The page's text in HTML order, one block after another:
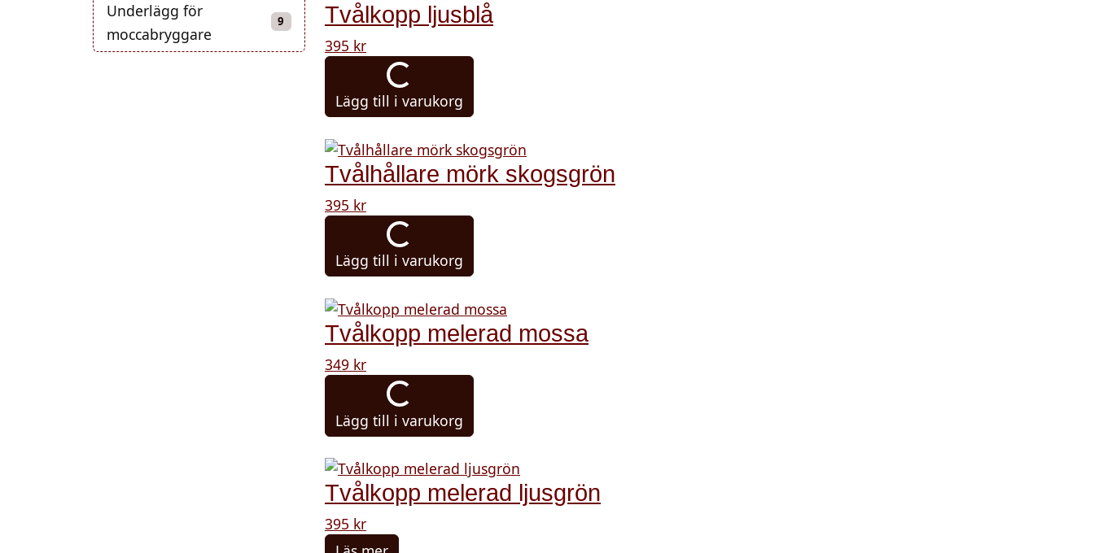
Tvålkopp ljusblå
395 kr
Lägg till i varukorg
Tvålhållare mörk skogsgrön
395 kr
Lägg till i varukorg
Tvålkopp melerad mossa
349 kr
Lägg till i varukorg
Tvålkopp melerad ljusgrön
395 kr
Underlägg för
moccabryggare
9 9 produkter